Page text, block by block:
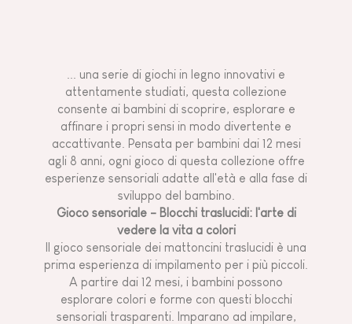
... una serie di giochi in legno innovativi e
attentamente studiati, questa collezione
consente ai bambini di scoprire, esplorare e
affinare i propri sensi in modo divertente e
accattivante. Pensata per bambini dai 12 mesi
agli 8 anni, ogni gioco di questa collezione offre
esperienze sensoriali adatte all'età e alla fase di
sviluppo del bambino.
Gioco sensoriale - Blocchi traslucidi: l'arte di
vedere la vita a colori
Il gioco sensoriale dei mattoncini traslucidi è una
prima esperienza di impilamento per i più piccoli.
A partire dai 12 mesi, i bambini possono
esplorare colori e forme con questi blocchi
sensoriali trasparenti. Imparano ad impilare,